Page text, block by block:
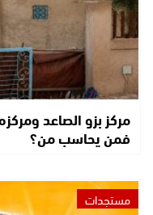
مركز بزو الصاعد
فمن يحاسب من؟
مستجدات